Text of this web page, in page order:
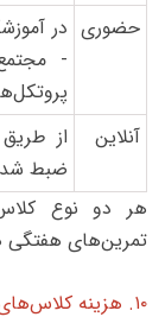
حضوری در
-
آنلاین
از
ضبط
هر دو نوع
تمرین‌های هفتگی
۱۰. هزینه کلاس‌های گویندگی در اصفهان